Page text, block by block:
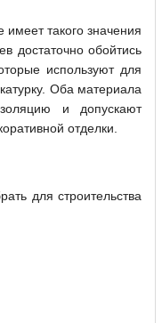
имеет такого значения
достаточно обойтись
используют для
Оба материала
и допускают
отделки.
для строительства